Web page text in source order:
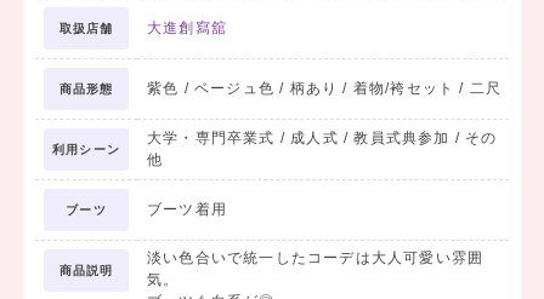
取扱店舗 大進創寫舘
商品形態 紫色 / ベージュ色 / 柄あり / 着物/袴セット / 二尺
利用シーン
大学・専門卒業式 / 成人式 / 教員式典参加 / その
他
ブーツ ブーツ着用
商品説明
淡い色合いで統一したコーデは大人可愛い雰囲
気。